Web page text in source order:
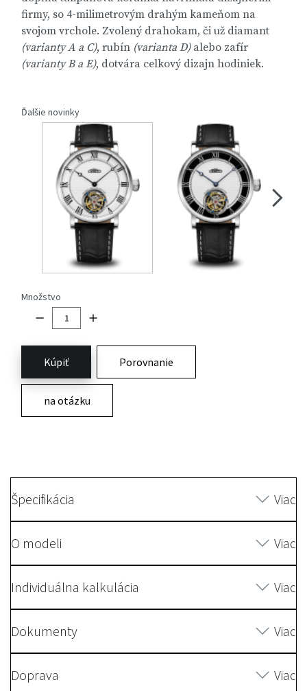
firmy, so 4-milimetrovým drahým kameňom na
svojom vrchole. Zvolený drahokam, či už diamant
(varianty A a C), rubín (varianta D)alebo zafír
(varianty B a E), dotvára celkový dizajn hodiniek.
Ďalšie novinky
Množstvo
Kúpiť Porovnanie
na otázku
Špecifikácia Viac
O modeli Viac
Individuálna kalkulácia Viac
Dokumenty Viac
Doprava Viac